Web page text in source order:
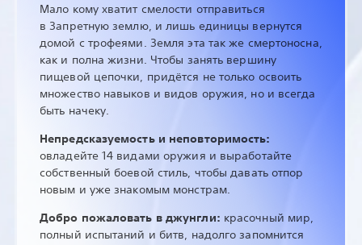
Мало кому хватит смелости отправиться
в Запретную землю, и лишь единицы вернутся
домой с трофеями. Земля эта так же смертоносна,
как и полна жизни. Чтобы занять вершину
пищевой цепочки, придётся не только освоить
множество навыков и видов оружия, но и всегда
быть начеку.
Непредсказуемость и неповторимость:
овладейте 14 видами оружия и выработайте
собственный боевой стиль, чтобы давать отпор
новым и уже знакомым монстрам.
Добро пожаловать в джунгли: красочный мир,
полный испытаний и битв, надолго запомнится